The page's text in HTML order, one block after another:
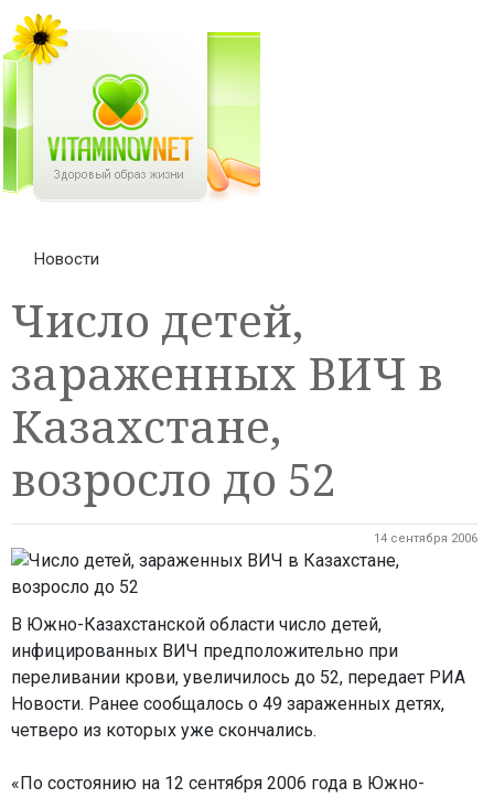
Новости
Число детей,
зараженных ВИЧ в
Казахстане,
возросло до 52
14 сентября 2006
В Южно-Казахстанской области число детей,
инфицированных ВИЧ предположительно при
переливании крови, увеличилось до 52, передает РИА
Новости. Ранее сообщалось о 49 зараженных детях,
четверо из которых уже скончались.
«По состоянию на 12 сентября 2006 года в Южно-